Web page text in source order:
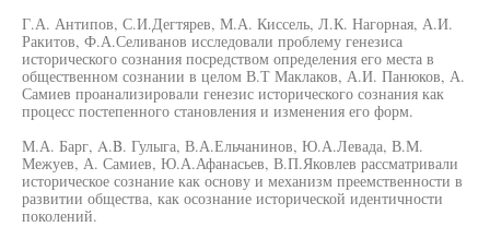
Г.А. Антипов, С.И.Дегтярев, М.А. Киссель, Л.К. Нагорная, А.И.
Ракитов, Ф.А.Селиванов исследовали проблему генезиса
исторического сознания посредством определения его места в
общественном сознании в целом В.Т Маклаков, А.И. Панюков, А.
Самиев проанализировали генезис исторического сознания как
процесс постепенного становления и изменения его форм.
М.А. Барг, A.B. Гулыга, В.А.Ельчанинов, Ю.А.Левада, В.М.
Межуев, А. Самиев, Ю.А.Афанасьев, В.П.Яковлев рассматривали
историческое сознание как основу и механизм преемственности в
развитии общества, как осознание исторической идентичности
поколений.